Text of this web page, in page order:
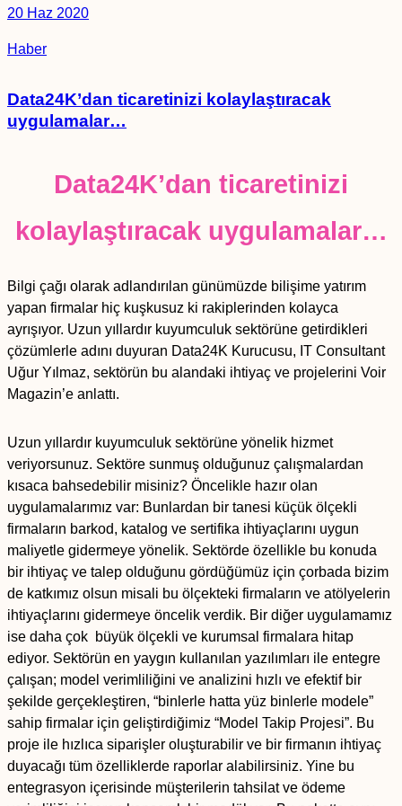
20 Haz 2020
Haber
Data24K’dan ticaretinizi kolaylaştıracak
uygulamalar…
Data24K’dan ticaretinizi
kolaylaştıracak uygulamalar…
Bilgi çağı olarak adlandırılan günümüzde bilişime yatırım
yapan firmalar hiç kuşkusuz ki rakiplerinden kolayca
ayrışıyor. Uzun yıllardır kuyumculuk sektörüne getirdikleri
çözümlerle adını duyuran Data24K Kurucusu, IT Consultant
Uğur Yılmaz, sektörün bu alandaki ihtiyaç ve projelerini Voir
Magazin’e anlattı.
Uzun yıllardır kuyumculuk sektörüne yönelik hizmet
veriyorsunuz. Sektöre sunmuş olduğunuz çalışmalardan
kısaca bahsedebilir misiniz? Öncelikle hazır olan
uygulamalarımız var: Bunlardan bir tanesi küçük ölçekli
firmaların barkod, katalog ve sertifika ihtiyaçlarını uygun
maliyetle gidermeye yönelik. Sektörde özellikle bu konuda
bir ihtiyaç ve talep olduğunu gördüğümüz için çorbada bizim
de katkımız olsun misali bu ölçekteki firmaların ve atölyelerin
ihtiyaçlarını gidermeye öncelik verdik. Bir diğer uygulamamız
ise daha çok büyük ölçekli ve kurumsal firmalara hitap
ediyor. Sektörün en yaygın kullanılan yazılımları ile entegre
çalışan; model verimliliğini ve analizini hızlı ve efektif bir
şekilde gerçekleştiren, “binlerle hatta yüz binlerle modele”
sahip firmalar için geliştirdiğimiz “Model Takip Projesi”. Bu
proje ile hızlıca siparişler oluşturabilir ve bir firmanın ihtiyaç
duyacağı tüm özelliklerde raporlar alabilirsiniz. Yine bu
entegrasyon içerisinde müşterilerin tahsilat ve ödeme